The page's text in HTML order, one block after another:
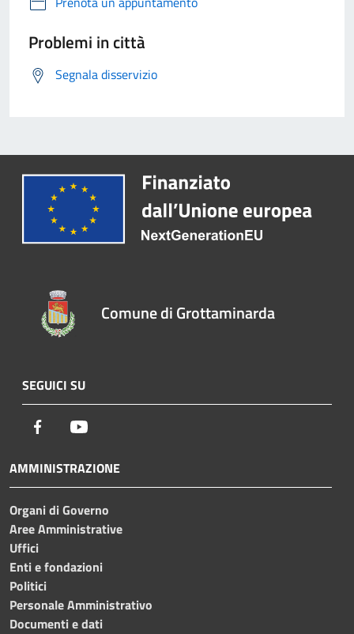
Problemi in città
Segnala disservizio
Comune di Grottaminarda
SEGUICI SU
Facebook
AMMINISTRAZIONE
Organi di Governo
Aree Amministrative
Uffici
Enti e fondazioni
Politici
Personale Amministrativo
Documenti e dati